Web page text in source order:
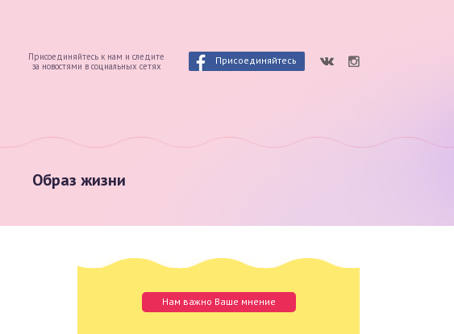
Образ жизни
Присоединяйтесь к нам и следите
за новостями в социальных сетях
Присоединяйтесь
Нам важно Ваше мнение